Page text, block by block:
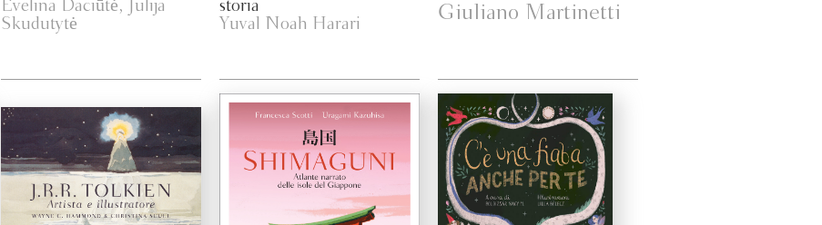
Evelina Daciūtė, Julija
Skudutytė
storia
Yuval Noah Harari
Giuliano Martinetti